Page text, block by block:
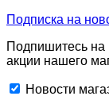
Подписка на
Подпишитесь на
акции нашего
Новости